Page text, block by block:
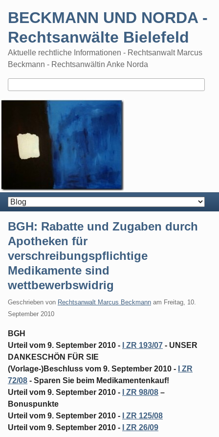
BECKMANN UND NORDA -
Rechtsanwälte Bielefeld
Aktuelle rechtliche Informationen - Rechtsanwalt Marcus
Beckmann - Rechtsanwältin Anke Norda
BGH: Rabatte und Zugaben durch
Apotheken für
verschreibungspflichtige
Medikamente sind
wettbewerbswidrig
Geschrieben von Rechtsanwalt Marcus Beckmann am Freitag, 10.
September 2010
BGH
Urteil vom 9. September 2010 -
I ZR 193/07 - UNSER
DANKESCHÖN FÜR SIE
(Vorlage-)Beschluss vom 9. September 2010 -
I ZR
72/08 - Sparen Sie beim Medikamentenkauf!
Urteil vom 9. September 2010 -
I ZR 98/08 –
Bonuspunkte
Urteil vom 9. September 2010 -
I ZR 125/08
Urteil vom 9. September 2010 -
I ZR 26/09